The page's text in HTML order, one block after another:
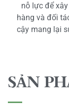
nỗ lực để
hàng và đối
cậy mang lại
SẢN